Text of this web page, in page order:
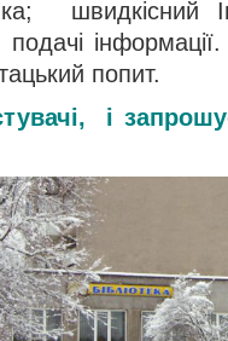
швидкісний
подачі
попит.
і